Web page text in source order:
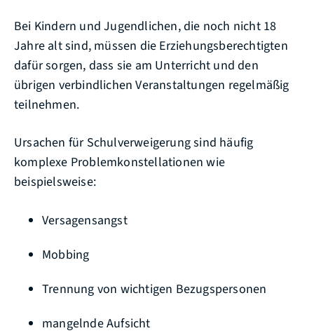
Bei Kindern und Jugendlichen, die noch nicht 18
Jahre alt sind, müssen die Erziehungsberechtigten
dafür sorgen, dass sie am Unterricht und den
übrigen verbindlichen Veranstaltungen regelmäßig
teilnehmen.
Ursachen für Schulverweigerung sind häufig
komplexe Problemkonstellationen wie
beispielsweise:
Versagensangst
Mobbing
Trennung von wichtigen Bezugspersonen
mangelnde Aufsicht